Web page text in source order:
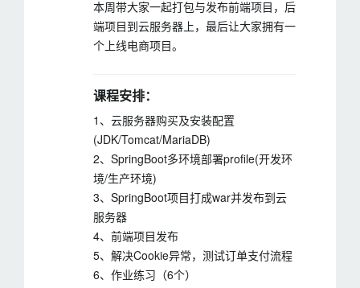
本周带大家一起打包与发布前端项目，后
端项目到云服务器上，最后让大家拥有一
个上线电商项目。
课程安排：
1、云服务器购买及安装配置
(JDK/Tomcat/MariaDB)
2、SpringBoot多环境部署profile(开发环
境/生产环境)
3、SpringBoot项目打成war并发布到云
服务器
4、前端项目发布
5、解决Cookie异常，测试订单支付流程
6、作业练习（6个）